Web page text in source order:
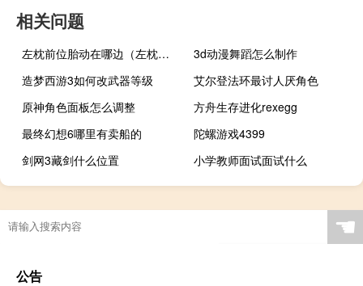
相关问题
左枕前位胎动在哪边（左枕前位）
3d动漫舞蹈怎么制作
造梦西游3如何改武器等级
艾尔登法环最讨人厌角色
原神角色面板怎么调整
方舟生存进化rexegg
最终幻想6哪里有卖船的
陀螺游戏4399
剑网3藏剑什么位置
小学教师面试面试什么
☚
公告